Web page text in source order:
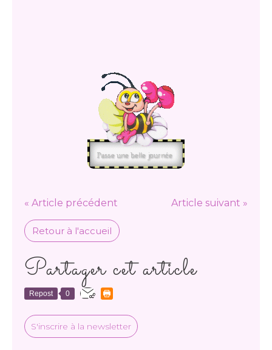
« Article précédent Article suivant »
Retour à l'accueil
Partager cet article
Repost 0
S'inscrire à la newsletter